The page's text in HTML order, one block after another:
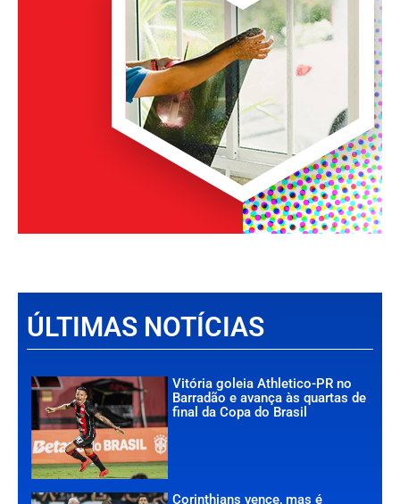
ÚLTIMAS NOTÍCIAS
Vitória goleia Athletico-PR no
Barradão e avança às quartas de
final da Copa do Brasil
Corinthians vence, mas é